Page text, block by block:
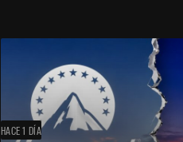
HACE 1 DÍA